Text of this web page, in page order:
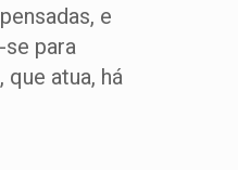
e
para
atua, há